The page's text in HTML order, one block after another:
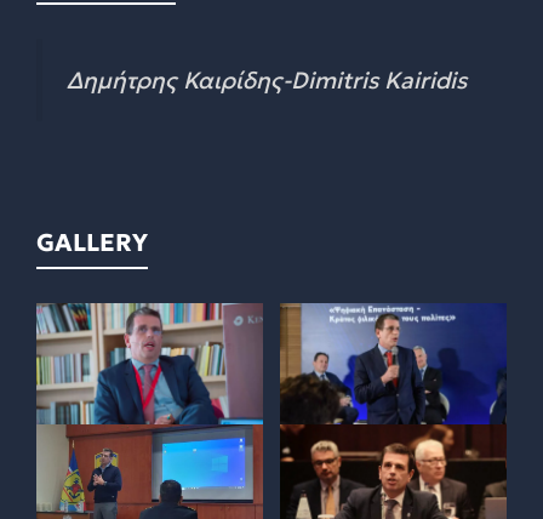
Δημήτρης Καιρίδης-Dimitris Kairidis
GALLERY